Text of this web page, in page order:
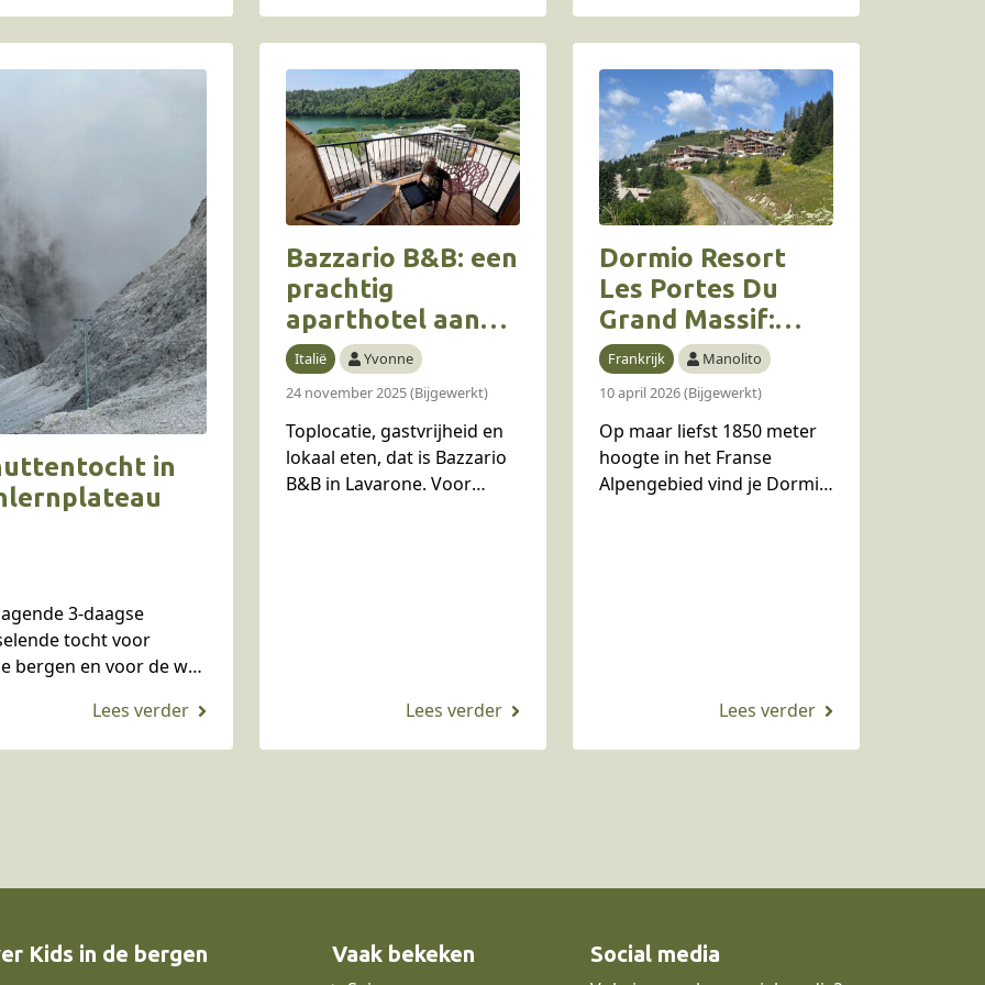
met je gezin.
om te ontdekken of
verblijf op de berg…
hoog boven Zermatt. In dit
blog vertelt ze er alles over.
Meteen…
ligt het bikepark voor de
deur en…
in
3-daagse
tocht voor
bergen en voor de wat
Bazzario B&B: een
prachtig
aparthotel aan
het meer van
Lavarone in Italië
Italië
Yvonne
24 november 2025 (Bijgewerkt)
Toplocatie, gastvrijheid en
lokaal eten, dat is Bazzario
B&B in Lavarone. Voor
Dormio Resort
Les Portes Du
Grand Massif:
luxe
appartementen in
Frankrijk
Manolito
10 april 2026 (Bijgewerkt)
Op maar liefst 1850 meter
hoogte in het Franse
Alpengebied vind je Dormio
Kids in de bergen Vaak bekeken Social media